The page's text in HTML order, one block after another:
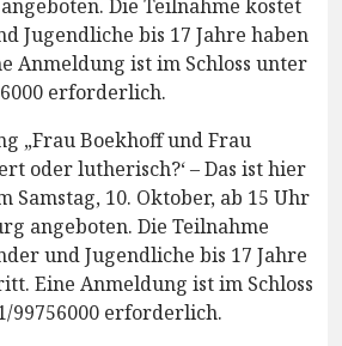
Die Teilnahme kostet
Jugendliche bis 17 Jahre haben
Anmeldung ist im Schloss unter
erforderlich.
„Frau Boekhoff und Frau
oder lutherisch?‘ – Das ist hier
Samstag, 10. Oktober, ab 15 Uhr
angeboten. Die Teilnahme
und Jugendliche bis 17 Jahre
Eine Anmeldung ist im Schloss
99756000 erforderlich.